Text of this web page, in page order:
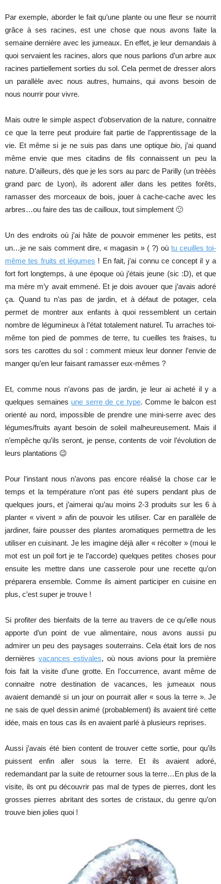
Par exemple, aborder le fait qu’une plante ou une fleur se nourrit
grâce à ses racines, est une chose que nous avons faite la
semaine dernière avec les jumeaux. En effet, je leur demandais à
quoi servaient les racines, alors que nous parlions d’un arbre aux
racines partiellement sorties du sol. Cela permet de dresser alors
un parallèle avec nous autres, humains, qui avons besoin de
nous nourrir pour vivre.
Mais outre le simple aspect d’observation de la nature, connaitre
ce que la terre peut produire fait partie de l’apprentissage de la
vie. Et même si je ne suis pas dans une optiquebio, j’ai quand
même envie que mes citadins de fils connaissent un peu la
nature. D’ailleurs, dès que je les sors au parc de Parilly (un trèèès
grand parc de Lyon), ils adorent aller dans les petites forêts,
ramasser des morceaux de bois, jouer à cache-cache avec les
arbres…ou faire des tas de cailloux, tout simplement 🙂
Un des endroits où j’ai hâte de pouvoir emmener les petits, est
un…je ne sais comment dire, « magasin » ( ?) où tu ceuilles toi-
même tes fruits et légumes ! En fait, j’ai connu ce concept il y a
fort fort longtemps, à une époque où j’étais jeune (sic :D), et que
ma mère m’y avait emmené. Et je dois avouer que j’avais adoré
ça. Quand tu n’as pas de jardin, et à défaut de potager, cela
permet de montrer aux enfants à quoi ressemblent un certain
nombre de légumineux à l’état totalement naturel. Tu arraches toi-
même ton pied de pommes de terre, tu cueilles tes fraises, tu
sors tes carottes du sol : comment mieux leur donner l’envie de
manger qu’en leur faisant ramasser eux-mêmes ?
Et, comme nous n’avons pas de jardin, je leur ai acheté il y a
quelques semaines une serre de ce type. Comme le balcon est
orienté au nord, impossible de prendre une mini-serre avec des
légumes/fruits ayant besoin de soleil malheureusement. Mais il
n’empêche qu’ils seront, je pense, contents de voir l’évolution de
leurs plantations 😉
Pour l’instant nous n’avons pas encore réalisé la chose car le
temps et la température n’ont pas été supers pendant plus de
quelques jours, et j’aimerai qu’au moins 2-3 produits sur les 6 à
planter « vivent » afin de pouvoir les utiliser. Car en parallèle de
jardiner, faire pousser des plantes aromatiques permettra de les
utiliser en cuisinant. Je les imagine déjà aller « récolter » (moui le
mot est un poil fort je te l’accorde) quelques petites choses pour
ensuite les mettre dans une casserole pour une recette qu’on
préparera ensemble. Comme ils aiment participer en cuisine en
plus, c’est super je trouve !
Si profiter des bienfaits de la terre au travers de ce qu’elle nous
apporte d’un point de vue alimentaire, nous avons aussi pu
admirer un peu des paysages souterrains. Cela était lors de nos
dernières vacances estivales, où nous avions pour la première
fois fait la visite d’une grotte. En l’occurrence, avant même de
connaitre notre destination de vacances, les jumeaux nous
avaient demandé si un jour on pourrait aller « sous la terre ». Je
ne sais de quel dessin animé (probablement) ils avaient tiré cette
idée, mais en tous cas ils en avaient parlé à plusieurs reprises.
Aussi j’avais été bien content de trouver cette sortie, pour qu’ils
puissent enfin aller sous la terre. Et ils avaient adoré,
redemandant par la suite de retourner sous la terre…En plus de la
visite, ils ont pu découvrir pas mal de types de pierres, dont les
grosses pierres abritant des sortes de cristaux, du genre qu’on
trouve bien jolies quoi !